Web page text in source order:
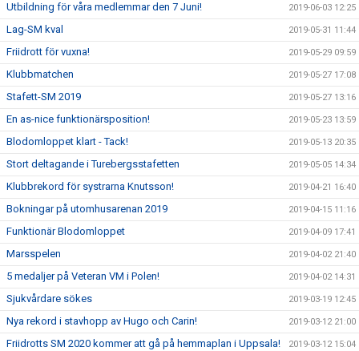
Utbildning för våra medlemmar den 7 Juni! 2019-06-03 12:25
Lag-SM kval 2019-05-31 11:44
Friidrott för vuxna! 2019-05-29 09:59
Klubbmatchen 2019-05-27 17:08
Stafett-SM 2019 2019-05-27 13:16
En as-nice funktionärsposition! 2019-05-23 13:59
Blodomloppet klart - Tack! 2019-05-13 20:35
Stort deltagande i Turebergsstafetten 2019-05-05 14:34
Klubbrekord för systrarna Knutsson! 2019-04-21 16:40
Bokningar på utomhusarenan 2019 2019-04-15 11:16
Funktionär Blodomloppet 2019-04-09 17:41
Marsspelen 2019-04-02 21:40
5 medaljer på Veteran VM i Polen! 2019-04-02 14:31
Sjukvårdare sökes 2019-03-19 12:45
Nya rekord i stavhopp av Hugo och Carin! 2019-03-12 21:00
Friidrotts SM 2020 kommer att gå på hemmaplan i Uppsala! 2019-03-12 15:04